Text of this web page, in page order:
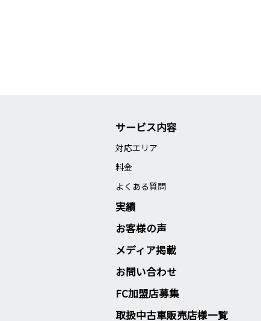
サービス内容
対応エリア
料金
よくある質問
実績
お客様の声
メディア掲載
お問い合わせ
FC加盟店募集
取扱中古車販売店様一覧